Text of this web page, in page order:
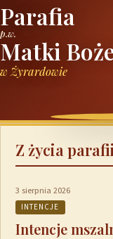
Parafia
p.w.
Matki
w Żyrardowie
Z życia parafii
3 sierpnia 2026
INTENCJE
Intencje